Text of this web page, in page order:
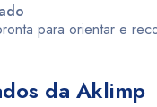
para orientar e
da Aklimp